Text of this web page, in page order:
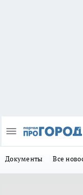
Документы Все